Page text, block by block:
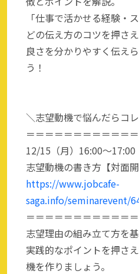
「仕事で活かせる経験・
どの伝え方のコツを押さ
良さを分かりやすく伝え
う！
＼志望動機で悩んだらコ
＝＝＝＝＝＝＝＝＝＝＝
12/15（月）16:00～17:00
志望動機の書き方【対面開
https://www.jobcafe-
saga.info/seminarevent/
＝＝＝＝＝＝＝＝＝＝＝
志望理由の組み立て方を
実践的なポイントを押さ
機を作りましょう。